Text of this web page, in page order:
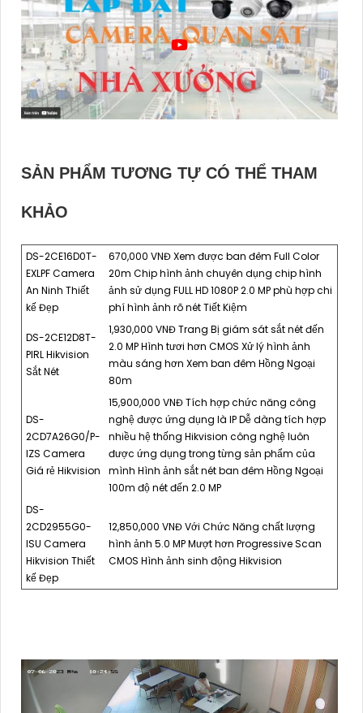
SẢN PHẨM TƯƠNG TỰ CÓ THỂ THAM
KHẢO
DS-2CE16D0T-
EXLPF Camera
An Ninh Thiết
kế Đẹp
670,000 VNĐ Xem được ban đêm Full Color
20m Chip hình ảnh chuyên dụng chip hình
ảnh sử dụng FULL HD 1080P 2.0 MP phù hợp chi
phí hình ảnh rõ nét Tiết Kiệm
DS-2CE12D8T-
PIRL Hikvision
Sắt Nét
1,930,000 VNĐ Trang Bị giám sát sắt nét đến
2.0 MP Hình tươi hơn CMOS Xử lý hình ảnh
màu sáng hơn Xem ban đêm Hồng Ngoại
80m
DS-
2CD7A26G0/P-
IZS Camera
Giá rẻ Hikvision
15,900,000 VNĐ Tích hợp chức năng công
nghệ được ứng dụng là IP Dễ dàng tích hợp
nhiều hệ thống Hikvision công nghệ luôn
được ứng dụng trong từng sản phẩm của
mình Hình ảnh sắt nét ban đêm Hồng Ngoại
100m độ nét đến 2.0 MP
DS-
2CD2955G0-
ISU Camera
Hikvision Thiết
kế Đẹp
12,850,000 VNĐ Với Chức Năng chất lượng
hình ảnh 5.0 MP Mượt hơn Progressive Scan
CMOS Hình ảnh sinh động Hikvision